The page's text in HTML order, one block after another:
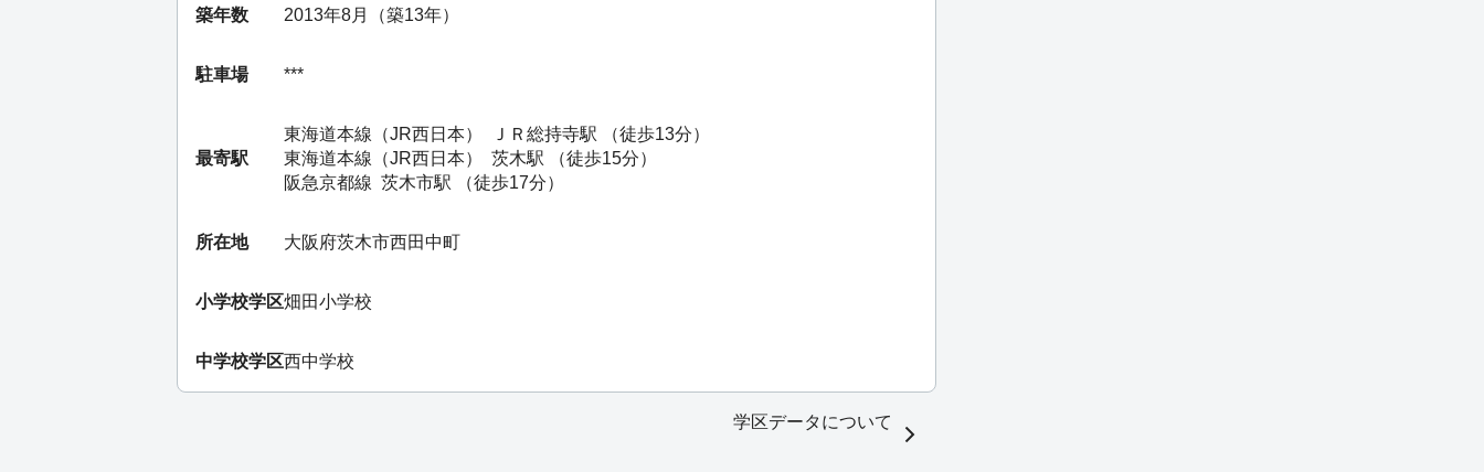
築年数 2013年8月（築13年）
駐車場 ***
最寄駅
東海道本線（JR西日本） ＪＲ総持寺駅 （徒歩13分）
東海道本線（JR西日本）
茨木駅 （徒歩15分）
阪急京都線 茨木市駅 （徒歩17分）
所在地 大阪府茨木市西田中町
小学校学区畑田小学校
中学校学区西中学校
学区データについて